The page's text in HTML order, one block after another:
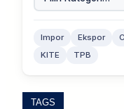
Impor Ekspor
KITE
TPB
TAGS